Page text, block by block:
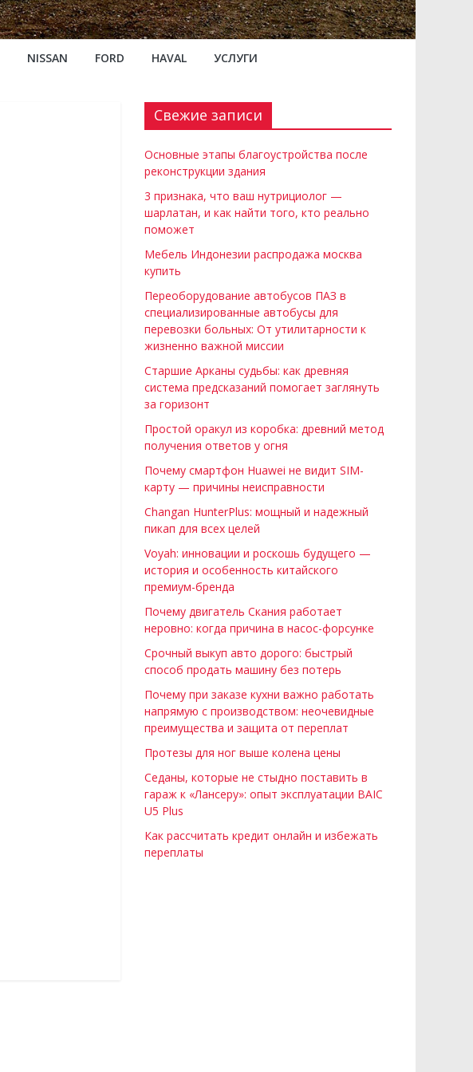
NISSAN FORD HAVAL УСЛУГИ
Свежие записи
Основные этапы благоустройства после
реконструкции здания
3 признака, что ваш нутрициолог —
шарлатан, и как найти того, кто реально
поможет
Мебель Индонезии распродажа москва
купить
Переоборудование автобусов ПАЗ в
специализированные автобусы для
перевозки больных: От утилитарности к
жизненно важной миссии
Старшие Арканы судьбы: как древняя
система предсказаний помогает заглянуть
за горизонт
Простой оракул из коробка: древний метод
получения ответов у огня
Почему смартфон Huawei не видит SIM-
карту — причины неисправности
Changan HunterPlus: мощный и надежный
пикап для всех целей
Voyah: инновации и роскошь будущего —
история и особенность китайского
премиум-бренда
Почему двигатель Скания работает
неровно: когда причина в насос-форсунке
Срочный выкуп авто дорого: быстрый
способ продать машину без потерь
Почему при заказе кухни важно работать
напрямую с производством: неочевидные
преимущества и защита от переплат
Протезы для ног выше колена цены
Седаны, которые не стыдно поставить в
гараж к «Лансеру»: опыт эксплуатации BAIC
U5 Plus
Как рассчитать кредит онлайн и избежать
переплаты